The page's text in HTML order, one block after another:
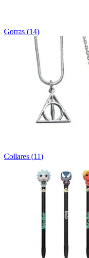
Gorras (14)
Collares (11)